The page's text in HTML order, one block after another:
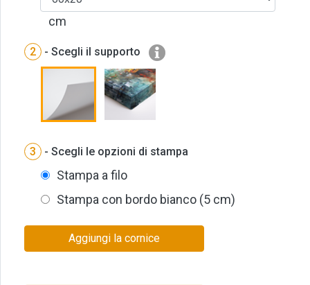
cm
2 - Scegli il supporto
3 - Scegli le opzioni di stampa
Stampa a filo
Stampa con bordo bianco (5 cm)
Aggiungi la cornice